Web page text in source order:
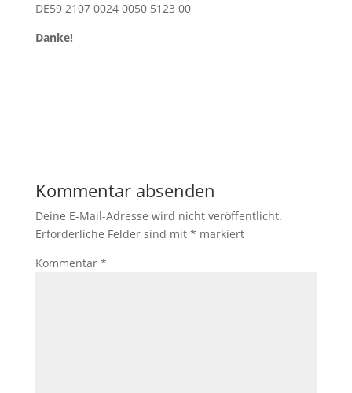
DE59 2107 0024 0050 5123 00
Danke!
Kommentar absenden
Deine E-Mail-Adresse wird nicht veröffentlicht.
Erforderliche Felder sind mit * markiert
Kommentar *